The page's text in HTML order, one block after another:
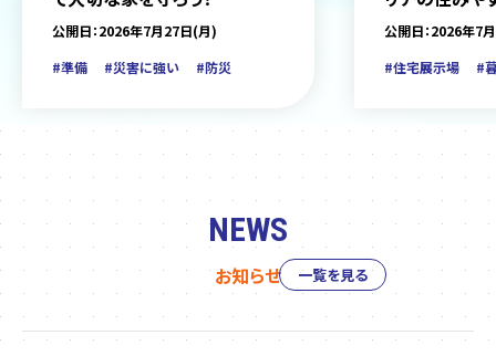
公開日：2026年7月27日(月)
#準備
#災害に強い #防災
をご紹介
公開日：2026年7
#住宅展示場
#
NEWS
お知らせ 一覧を見る